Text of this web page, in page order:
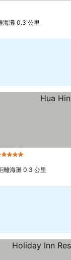
海灘 0.3 公里
星級
離海灘 0.3 公里